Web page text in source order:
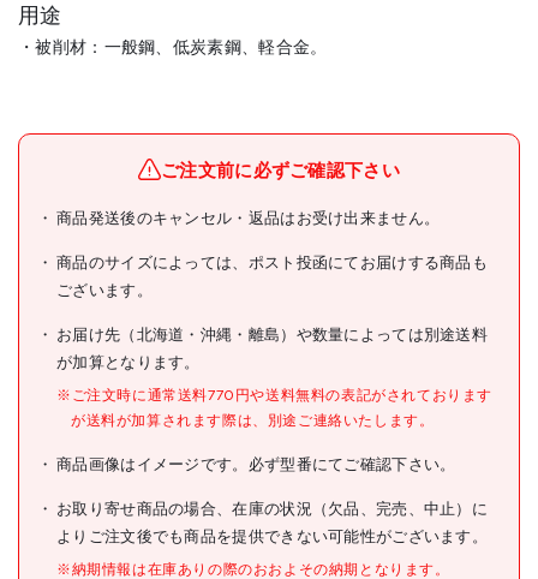
用途
・被削材：一般鋼、低炭素鋼、軽合金。
ブランド名 ISF
商品名
ISF SKSハンドタップ メート
ルねじ・並目 【上#3】
型式
メーカー希望小売価格 580円(税抜)
JANコード 4957656913733
仕様
●先端:上
●精度表記:JIS級
●ピッチ(mm):0.8
●ねじ長さ(mm):22
●全長(mm):60
●シャンク径(mm):5.5
ご注文前に必ずご確認下さい
商品発送後のキャンセル・返品はお受け出来ません。
商品のサイズによっては、ポスト投函にてお届けする商品も
ございます。
お届け先（北海道・沖縄・離島）や数量によっては別途送料
が加算となります。
※ご注文時に通常送料770円や送料無料の表記がされております
が送料が加算されます際は、別途ご連絡いたします。
商品画像はイメージです。必ず型番にてご確認下さい。
お取り寄せ商品の場合、在庫の状況（欠品、完売、中止）に
よりご注文後でも商品を提供できない可能性がございます。
※納期情報は在庫ありの際のおおよその納期となります。